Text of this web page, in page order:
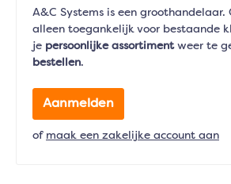
A&C Systems is een groothandelaar.
alleen toegankelijk voor bestaande
je persoonlijke assortimentweer te
bestellen.
Aanmelden
of maak een zakelijke account aan